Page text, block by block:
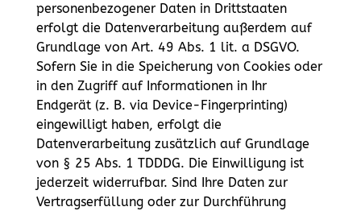
personenbezogener Daten in Drittstaaten
erfolgt die Datenverarbeitung außerdem auf
Grundlage von Art. 49 Abs. 1 lit. a DSGVO.
Sofern Sie in die Speicherung von Cookies oder
in den Zugriff auf Informationen in Ihr
Endgerät (z. B. via Device-Fingerprinting)
eingewilligt haben, erfolgt die
Datenverarbeitung zusätzlich auf Grundlage
von § 25 Abs. 1 TDDDG. Die Einwilligung ist
jederzeit widerrufbar. Sind Ihre Daten zur
Vertragserfüllung oder zur Durchführung